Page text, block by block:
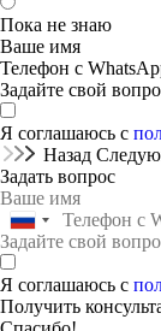
Пока не знаю
Ваше имя
Телефон с
Задайте свой
Я соглашаюсь с
Назад
Задать вопрос
Я соглашаюсь с
Получить